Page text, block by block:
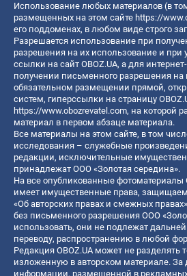
Использование любых материалов (в
размещенных на этом сайте https://
его поддоменах, в любом виде строго
Разрешается использование при
разрешения на их использование и при
ссылки на сайт OBOZ.UA, а для
получении письменного разрешения на
обязательном размещении прямой,
систем, гиперссылки на страницу
https://www.obozrevatel.com, на которой
материал в первом абзаце материала.
Все материалы на этом сайте, в том
исследования – служебные
редакции, исключительные
принадлежат ООО «Золотая середина».
На все опубликованные фотоматериалы
имеет имущественные права,
«Об авторских правах и смежных
без письменного разрешения ООО
использовать, они не подлежат
переводу, распространению в любой
Редакция OBOZ.UA может не разделять
изложенную в авторском материале. За
информации, размещенной в